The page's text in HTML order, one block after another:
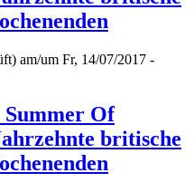
am/um Fr, 14/07/2017 -
Of
britische